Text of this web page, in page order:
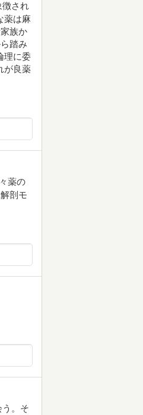
徴され
薬は麻
族か
踏み
理に委
が良薬
薬の
剖モ
。そ